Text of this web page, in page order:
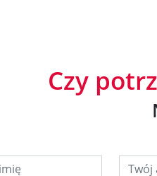
Czy
Twój